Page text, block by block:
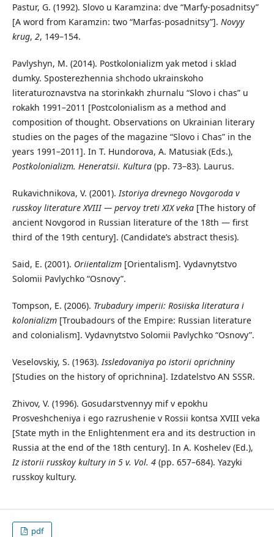
Pastur, G. (1992). Slovo u Karamzina: dve “Marfy-posadnitsy”
[A word from Karamzin: two “Marfas-posadnitsy”]. Novyy
krug, 2, 149–154.
Pavlyshyn, M. (2014). Postkolonializm yak metod i sklad
dumky. Sposterezhennia shchodo ukrainskoho
literaturoznavstva na storinkakh zhurnalu “Slovo i chas” u
rokakh 1991–2011 [Postcolonialism as a method and
composition of thought. Observations on Ukrainian literary
studies on the pages of the magazine “Slovo i Chas” in the
years 1991–2011]. In T. Hundorova, A. Matusiak (Eds.),
Postkolonializm. Heneratsii. Kultura(pp. 73–83). Laurus.
Rukavichnikova, V. (2001). Istoriya drevnego Novgoroda v
russkoy literature XVIII — pervoy treti XIX veka[The history of
ancient Novgorod in Russian literature of the 18th — first
third of the 19th century]. (Candidate’s abstract thesis).
Said, E. (2001). Oriientalizm[Orientalism]. Vydavnytstvo
Solomii Pavlychko “Osnovy”.
Tompson, E. (2006). Trubadury imperii: Rosiiska literatura i
kolonializm[Troubadours of the Empire: Russian literature
and colonialism]. Vydavnytstvo Solomii Pavlychko “Osnovy”.
Veselovskiy, S. (1963). Issledovaniya po istorii oprichniny
[Studies on the history of oprichnina]. Izdatelstvo AN SSSR.
Zhivov, V. (1996). Gosudarstvennyy mif v epokhu
Prosveshcheniya i ego razrushenie v Rossii kontsa XVIII veka
[State myth in the Enlightenment era and its destruction in
Russia at the end of the 18th century]. In A. Koshelev (Ed.),
Iz istorii russkoy kultury in 5 v. Vol. 4(pp. 657–684). Yazyki
russkoy kultury.
pdf